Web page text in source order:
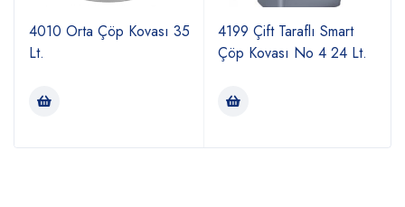
4010 Orta Çöp Kovası 35
Lt.
4199 Çift Taraflı Smart
Çöp Kovası No 4 24 Lt.